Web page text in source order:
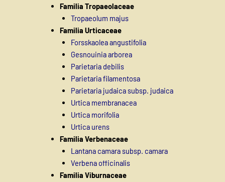
Familia Tropaeolaceae
Tropaeolum majus
Familia Urticaceae
Forsskaolea angustifolia
Gesnouinia arborea
Parietaria debilis
Parietaria filamentosa
Parietaria judaica subsp. judaica
Urtica membranacea
Urtica morifolia
Urtica urens
Familia Verbenaceae
Lantana camara subsp. camara
Verbena officinalis
Familia Viburnaceae